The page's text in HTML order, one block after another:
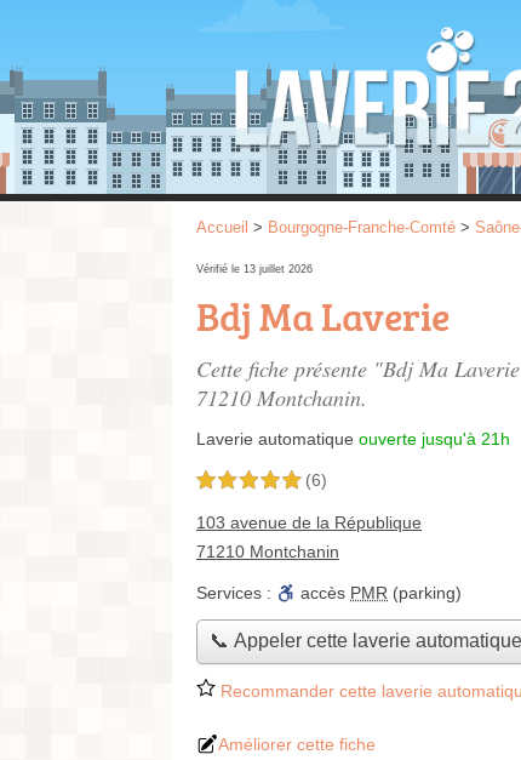
Accueil > Bourgogne-Franche-Comté >
Vérifié le 13 juillet 2026
Bdj Ma Laverie
Cette fiche présente "Bdj Ma
71210 Montchanin.
Laverie automatique ouverte jusqu'à 21h
5,0 étoiles sur 5 (6)
103 avenue de la République
71210 Montchanin
Services : accès PMR (parking)
📞 Appeler cette laverie automatique
Recommander cette laverie
Améliorer cette fiche